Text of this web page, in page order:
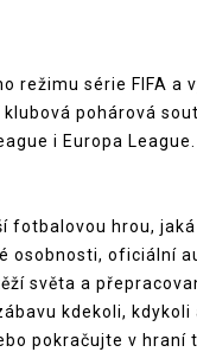
režimu série FIFA a
pohárová
i Europa League.
fotbalovou hrou,
osobnosti, oficiální
světa a
kdekoli,
pokračujte v hraní